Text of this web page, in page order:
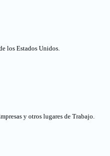
los Estados Unidos.
y otros lugares de Trabajo.